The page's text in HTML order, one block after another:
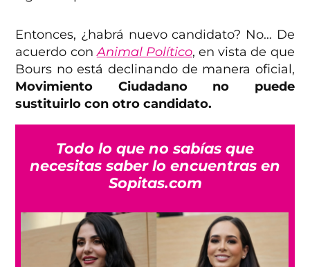
Entonces, ¿habrá nuevo candidato? No… De
acuerdo conAnimal Político, en vista de que
Bours no está declinando de manera oficial,
Movimiento Ciudadano no puede
sustituirlo con otro candidato.
Todo lo que no sabías que
necesitas saber lo encuentras en
Sopitas.com